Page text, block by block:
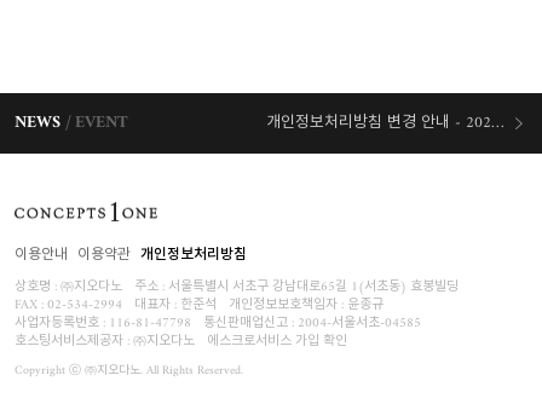
NEWS EVENT 개인정보처리방침 변경 안내 - 2026/07/30 시행
이용안내 이용약관 개인정보처리방침
상호명 : ㈜지오다노 주소 : 서울특별시 서초구 강남대로65길 1(서초동) 효봉빌딩
FAX : 02-534-2994 대표자 : 한준석 개인정보보호책임자 : 윤종규
사업자등록번호 : 116-81-47798 통신판매업신고 : 2004-서울서초-04585
호스팅서비스제공자 : ㈜지오다노 에스크로서비스 가입 확인
Copyright ⓒ ㈜지오다노. All Rights Reserved.